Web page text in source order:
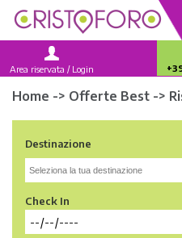
Area riservata / Login
Home -> Offerte Best ->
Destinazione
Check In